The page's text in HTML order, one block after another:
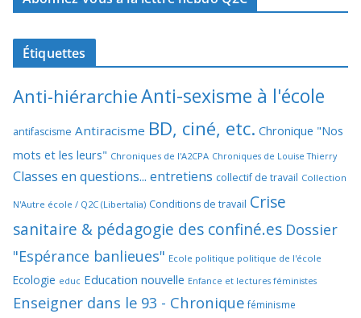
Étiquettes
Anti-hiérarchieAnti-sexisme à l'école
antifascisme Antiracisme BD, ciné, etc. Chronique "Nos
mots et les leurs" Chroniques de l'A2CPA Chroniques de Louise Thierry
Classes en questions... entretiens collectif de travail Collection
N'Autre école / Q2C (Libertalia) Conditions de travail Crise
sanitaire & pédagogie des confiné.es Dossier
"Espérance banlieues" Ecole politique politique de l'école
Ecologie educ Education nouvelle Enfance et lectures féministes
Enseigner dans le 93 - Chronique féminisme